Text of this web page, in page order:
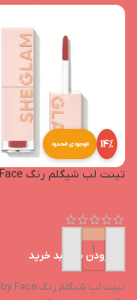
موجودی محدود 14%
تینت لب شیگلم رنگ Baby Face
افزودن به سبد خرید
تینت لب شیگلم رنگ Baby Face